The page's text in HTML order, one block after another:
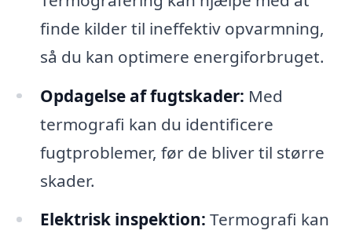
finde kilder til ineffektiv opvarmning,
så du kan optimere energiforbruget.
Opdagelse af fugtskader: Med
termografi kan du identificere
fugtproblemer, før de bliver til større
skader.
Elektrisk inspektion: Termografi kan